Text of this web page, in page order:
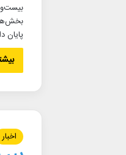
پایان
اخبار